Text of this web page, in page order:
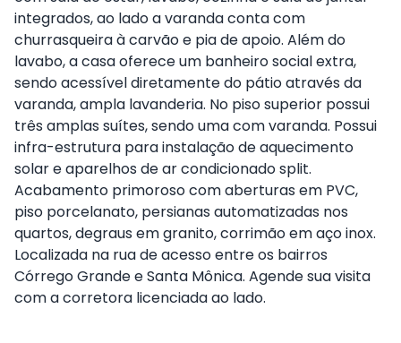
integrados, ao lado a varanda conta com
churrasqueira à carvão e pia de apoio. Além do
lavabo, a casa oferece um banheiro social extra,
sendo acessível diretamente do pátio através da
varanda, ampla lavanderia. No piso superior possui
três amplas suítes, sendo uma com varanda. Possui
infra-estrutura para instalação de aquecimento
solar e aparelhos de ar condicionado split.
Acabamento primoroso com aberturas em PVC,
piso porcelanato, persianas automatizadas nos
quartos, degraus em granito, corrimão em aço inox.
Localizada na rua de acesso entre os bairros
Córrego Grande e Santa Mônica. Agende sua visita
com a corretora licenciada ao lado.